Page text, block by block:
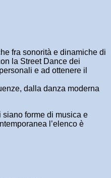
fra sonorità e dinamiche di
la Street Dance dei
e ad ottenere il
dalla danza moderna
forme di musica e
l’elenco è